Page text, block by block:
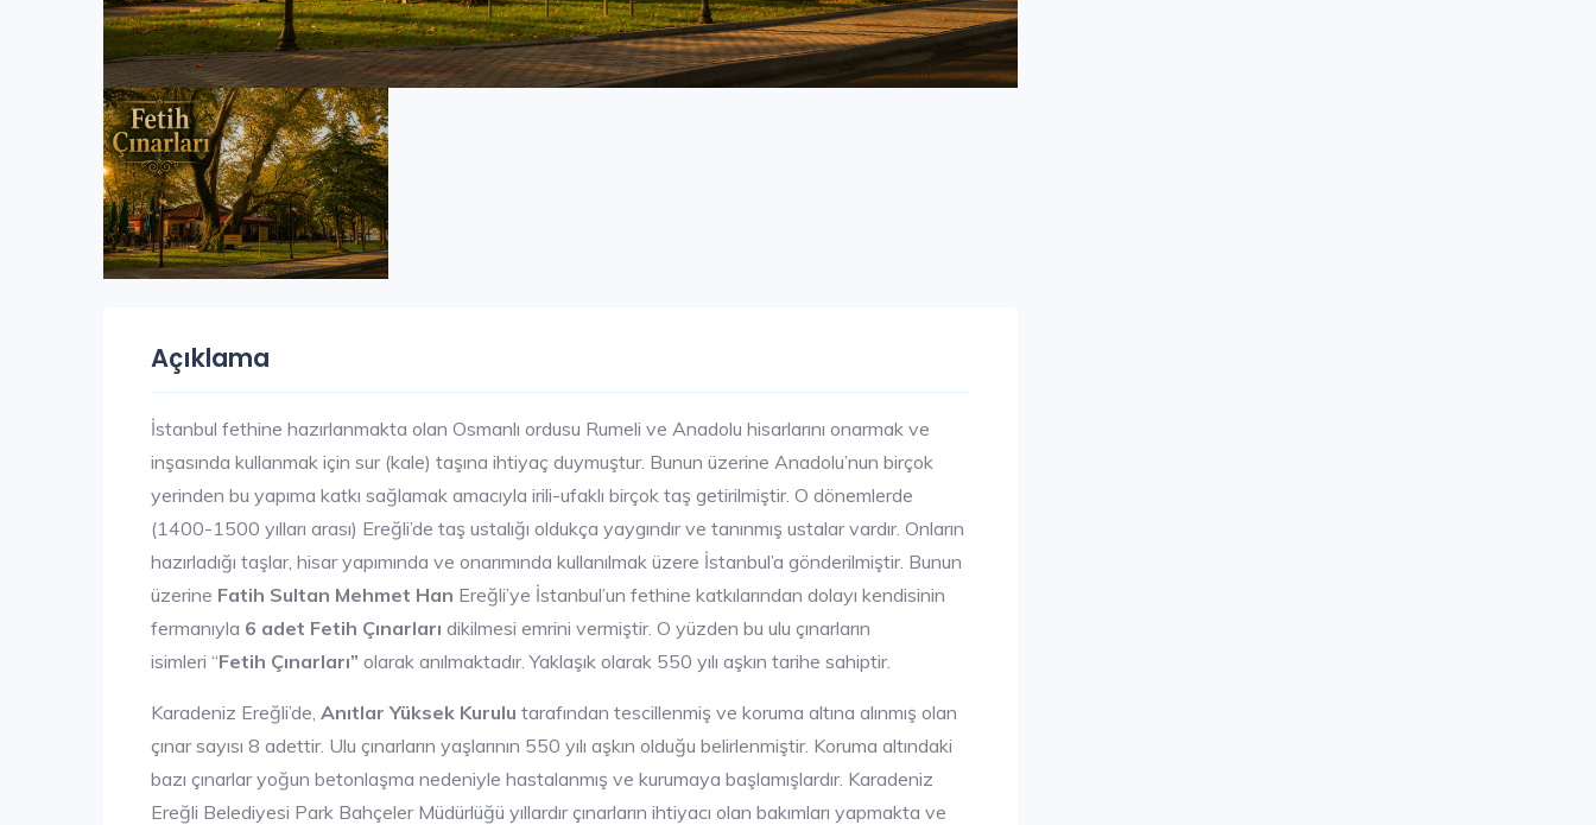
Açıklama
İstanbul fethine hazırlanmakta olan Osmanlı ordusu Rumeli ve Anadolu hisarlarını onarmak ve
inşasında kullanmak için sur (kale) taşına ihtiyaç duymuştur. Bunun üzerine Anadolu’nun birçok
yerinden bu yapıma katkı sağlamak amacıyla irili-ufaklı birçok taş getirilmiştir. O dönemlerde
(1400-1500 yılları arası) Ereğli’de taş ustalığı oldukça yaygındır ve tanınmış ustalar vardır. Onların
hazırladığı taşlar, hisar yapımında ve onarımında kullanılmak üzere İstanbul’a gönderilmiştir. Bunun
üzerine Fatih Sultan Mehmet Han Ereğli’ye İstanbul’un fethine katkılarından dolayı kendisinin
fermanıyla 6 adet Fetih Çınarları dikilmesi emrini vermiştir. O yüzden bu ulu çınarların
isimleri “Fetih Çınarları” olarak anılmaktadır. Yaklaşık olarak 550 yılı aşkın tarihe sahiptir.
Karadeniz Ereğli’de, Anıtlar Yüksek Kurulu tarafından tescillenmiş ve koruma altına alınmış olan
çınar sayısı 8 adettir. Ulu çınarların yaşlarının 550 yılı aşkın olduğu belirlenmiştir. Koruma altındaki
bazı çınarlar yoğun betonlaşma nedeniyle hastalanmış ve kurumaya başlamışlardır. Karadeniz
Ereğli Belediyesi Park Bahçeler Müdürlüğü yıllardır çınarların ihtiyacı olan bakımları yapmakta ve